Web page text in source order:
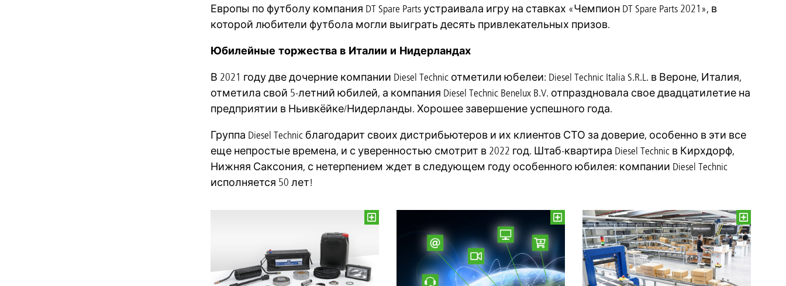
Европы по футболу компания DT Spare Parts устраивала игру на ставках «Чемпион DT Spare Parts 2021», в
которой любители футбола могли выиграть десять привлекательных призов.
Юбилейные торжества в Италии и Нидерландах
В 2021 году две дочерние компании Diesel Technic отметили юбелеи: Diesel Technic Italia S.R.L. в Вероне, Италия,
отметила свой 5-летний юбилей, а компания Diesel Technic Benelux B.V. отпраздновала свое двадцатилетие на
предприятии в Ньивкёйке/Нидерланды. Хорошее завершение успешного года.
Группа Diesel Technic благодарит своих дистрибьютеров и их клиентов СТО за доверие, особенно в эти все
еще непростые времена, и с уверенностью смотрит в 2022 год. Штаб-квартира Diesel Technic в Кирхдорф,
Нижняя Саксония, с нетерпением ждет в следующем году особенного юбилея: компании Diesel Technic
исполняется 50 лет!